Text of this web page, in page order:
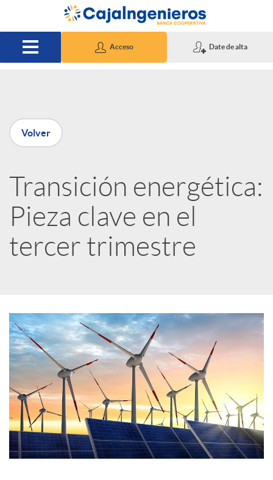
Saltar al contenido principal
Acceso Date de alta
P
u
b
l
c
a
d
o
r
Volver
Transición energética:
Pieza clave en el
tercer trimestre